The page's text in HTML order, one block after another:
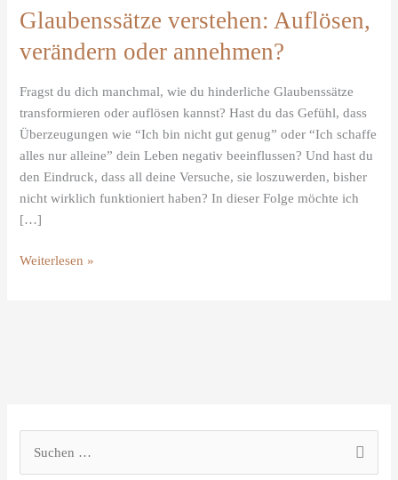
Glaubenssätze verstehen: Auflösen,
verändern oder annehmen?
Fragst du dich manchmal, wie du hinderliche Glaubenssätze
transformieren oder auflösen kannst? Hast du das Gefühl, dass
Überzeugungen wie “Ich bin nicht gut genug” oder “Ich schaffe
alles nur alleine” dein Leben negativ beeinflussen? Und hast du
den Eindruck, dass all deine Versuche, sie loszuwerden, bisher
nicht wirklich funktioniert haben? In dieser Folge möchte ich
[…]
Weiterlesen »